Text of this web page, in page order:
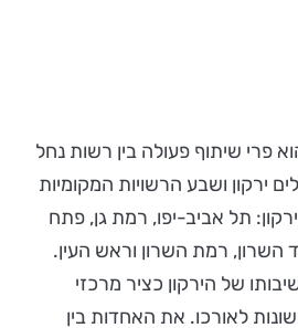
פרי שיתוף פעולה בין רשות נחל
ירקון ושבע הרשויות המקומיות
תל אביב-יפו, רמת גן, פתח
השרון, רמת השרון וראש העין.
של הירקון כציר מרכזי
לאורכו. את האחדות בין